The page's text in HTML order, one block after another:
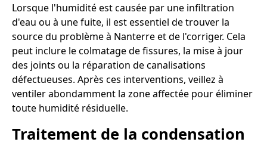
Lorsque l'humidité est causée par une infiltration
d'eau ou à une fuite, il est essentiel de trouver la
source du problème à Nanterre et de l'corriger. Cela
peut inclure le colmatage de fissures, la mise à jour
des joints ou la réparation de canalisations
défectueuses. Après ces interventions, veillez à
ventiler abondamment la zone affectée pour éliminer
toute humidité résiduelle.
Traitement de la condensation